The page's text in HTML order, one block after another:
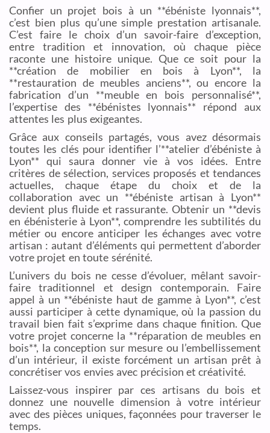
Confier un projet bois à un **ébéniste lyonnais**,
c’est bien plus qu’une simple prestation artisanale.
C’est faire le choix d’un savoir-faire d’exception,
entre tradition et innovation, où chaque pièce
raconte une histoire unique. Que ce soit pour la
**création de mobilier en bois à Lyon**, la
**restauration de meubles anciens**, ou encore la
fabrication d’un **meuble en bois personnalisé**,
l’expertise des **ébénistes lyonnais** répond aux
attentes les plus exigeantes.
Grâce aux conseils partagés, vous avez désormais
toutes les clés pour identifier l’**atelier d’ébéniste à
Lyon** qui saura donner vie à vos idées. Entre
critères de sélection, services proposés et tendances
actuelles, chaque étape du choix et de la
collaboration avec un **ébéniste artisan à Lyon**
devient plus fluide et rassurante. Obtenir un **devis
en ébénisterie à Lyon**, comprendre les subtilités du
métier ou encore anticiper les échanges avec votre
artisan : autant d’éléments qui permettent d’aborder
votre projet en toute sérénité.
L’univers du bois ne cesse d’évoluer, mêlant savoir-
faire traditionnel et design contemporain. Faire
appel à un **ébéniste haut de gamme à Lyon**, c’est
aussi participer à cette dynamique, où la passion du
travail bien fait s’exprime dans chaque finition. Que
votre projet concerne la **réparation de meubles en
bois**, la conception sur mesure ou l’embellissement
d’un intérieur, il existe forcément un artisan prêt à
concrétiser vos envies avec précision et créativité.
Laissez-vous inspirer par ces artisans du bois et
donnez une nouvelle dimension à votre intérieur
avec des pièces uniques, façonnées pour traverser le
temps.